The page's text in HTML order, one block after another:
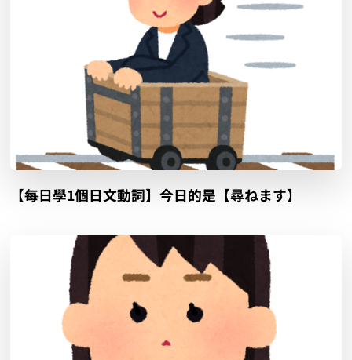
【每日學1個日文動詞】今日的是【尋ねます】